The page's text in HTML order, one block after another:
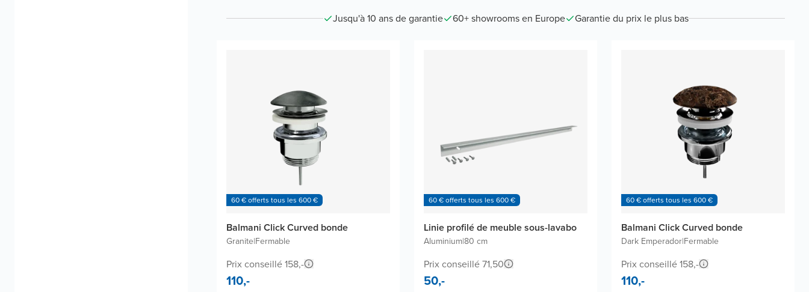
Jusqu'à 10 ans de garantie 60+ showrooms en Europe Garantie du prix le plus bas
60 € offerts tous les 600 €
Balmani Click Curved bonde
Granite|Fermable
Prix conseillé 158,-
110,-
60 € offerts tous les 600 €
Linie profilé de meuble sous-lavabo
Aluminium|80 cm
Prix conseillé 71,50
50,-
60 € offerts tous les 600 €
Balmani Click Curved bonde
Dark Emperador|Fermable
Prix conseillé 158,-
110,-